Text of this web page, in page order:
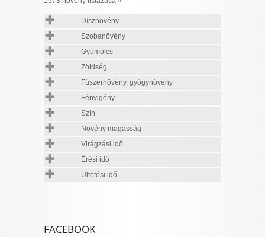
Dísznövény
Szobanövény
Gyümölcs
Zöldség
Fűszernövény, gyógynövény
Fényigény
Szín
Növény magasság
Virágzási idő
Érési idő
Ültetési idő
FACEBOOK